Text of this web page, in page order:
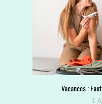
Vacances :
1